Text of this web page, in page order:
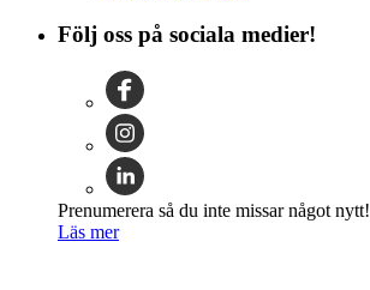
Följ oss på sociala medier!
Prenumerera så du inte missar något nytt!
Läs mer